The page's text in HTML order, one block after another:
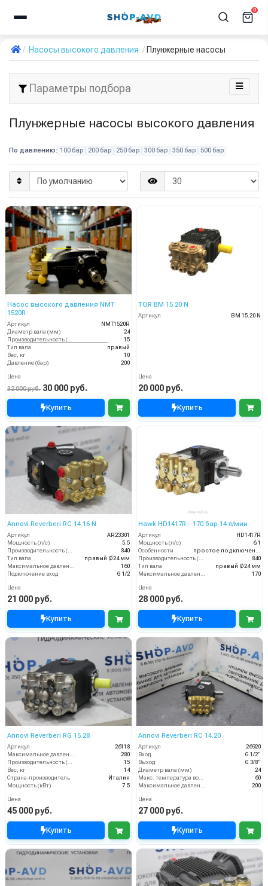
0
Насосы высокого давления Плунжерные насосы
Параметры подбора
Плунжерные насосы высокого давления
По давлению: 100 бар 200 бар 250 бар 300 бар 350 бар 500 бар
Насос высокого давления NMT
1520R
Артикул
NMT1520R
Диаметр вала (мм)
24
15
Тип вала
правый
Вес, кг
10
Давление (бар)
200
Цена
32 000 руб. 30 000 руб.
Купить
TOR BM 15.20 N
Артикул BM 15.20 N
Цена
20 000 руб.
Купить
Annovi Reverberi RC 14.16 N
Артикул
AR23301
Мощность (л/с)
5.5
Производительность (л/ч)
840
Тип вала
правый Ø24 мм
Максимальное давление воды (бар)
160
Подключение вход
G 1/2
Цена
21 000 руб.
Купить
Hawk HD1417R - 170 бар 14 л/мин
Артикул
HD1417R
Мощность (л/с)
6.1
Особенности
простое подключение
Производительность (л/ч)
840
Тип вала
правый Ø24 мм
Максимальное давление воды (бар)
170
Цена
28 000 руб.
Купить
Annovi Reverberi RG 15.28
Артикул
26118
Максимальное давление (бар)
280
Производительность (л/мин)
15
Вес, кг
14
Страна-производитель
Италия
Мощность (кВт)
7.5
Цена
45 000 руб.
Купить
Annovi Reverberi RС 14.20
Артикул
26920
Вход
G 1/2"
Выход
G 3/8"
Диаметр вала (мм)
24
Макс. температура воды (°C)
60
Максимальное давление (бар)
200
Цена
27 000 руб.
Купить